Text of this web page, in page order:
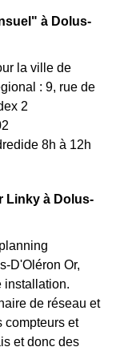
à Dolus-
la ville de
: 9, rue de
2
8h à 12h
Linky à Dolus-
D'Oléron Or,
installation.
de réseau et
compteurs et
et donc des